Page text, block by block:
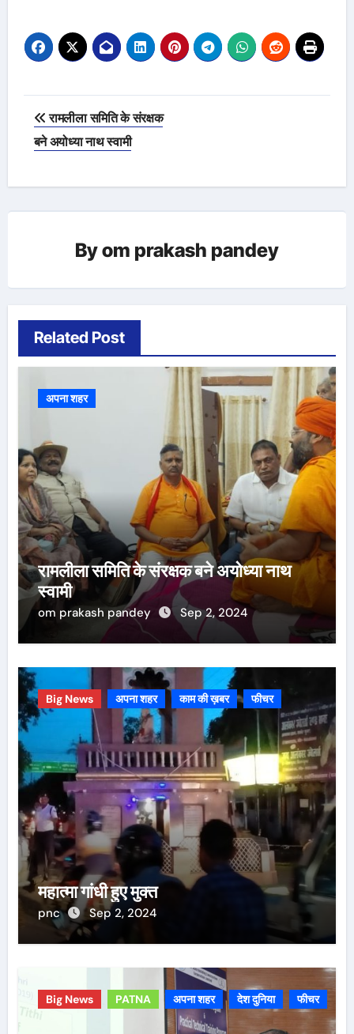
Post
navigation
रामलीला समिति के संरक्षक
बने अयोध्या नाथ स्वामी
Byom prakash pandey
Related Post
अपना शहर
रामलीला समिति के संरक्षक बने अयोध्या नाथ
स्वामी
om prakash pandey Sep 2, 2024
Big News अपना शहर काम की ख़बर फीचर
महात्मा गांधी हुए मुक्त
pnc Sep 2, 2024
Big News PATNA अपना शहर देश दुनिया फीचर